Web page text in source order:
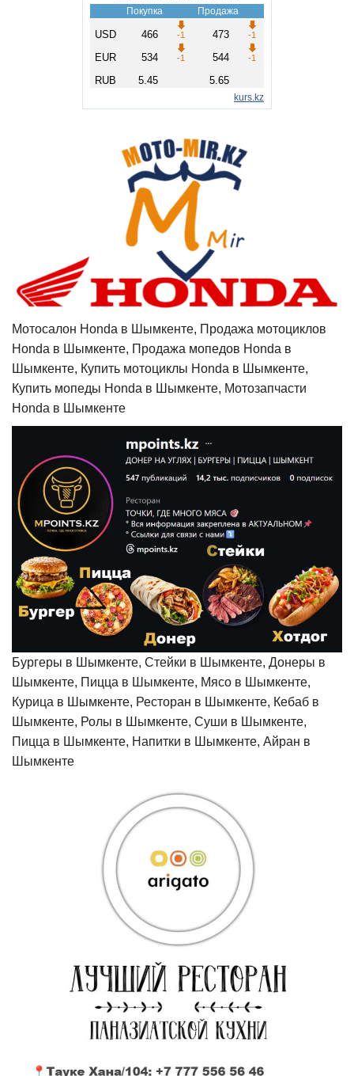
Мотосалон Honda в Шымкенте, Продажа мотоциклов
Honda в Шымкенте, Продажа мопедов Honda в
Шымкенте, Купить мотоциклы Honda в Шымкенте,
Купить мопеды Honda в Шымкенте, Мотозапчасти
Honda в Шымкенте
Бургеры в Шымкенте, Стейки в Шымкенте, Донеры в
Шымкенте, Пицца в Шымкенте, Мясо в Шымкенте,
Курица в Шымкенте, Ресторан в Шымкенте, Кебаб в
Шымкенте, Ролы в Шымкенте, Суши в Шымкенте,
Пицца в Шымкенте, Напитки в Шымкенте, Айран в
Шымкенте